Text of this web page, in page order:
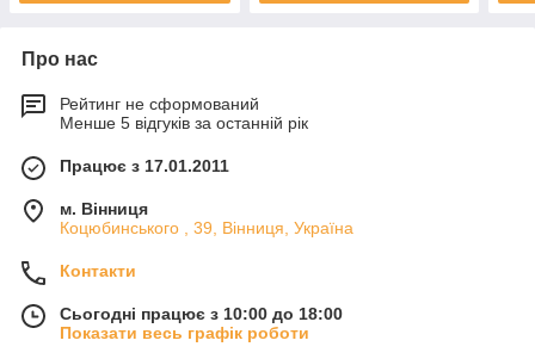
Про нас
Рейтинг не сформований
Менше 5 відгуків за останній рік
Працює з 17.01.2011
м. Вінниця
Коцюбинського , 39, Вінниця, Україна
Контакти
Сьогодні працює з 10:00 до 18:00
Показати весь графік роботи